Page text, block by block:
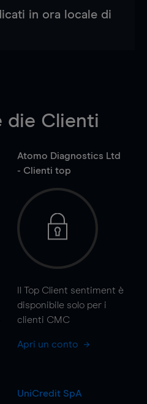
in ora locale di
die Clienti
Atomo Diagnostics Ltd
- Clienti top
Il Top Client sentiment è
disponibile solo per i
clienti CMC
Apri un conto
UniCredit SpA